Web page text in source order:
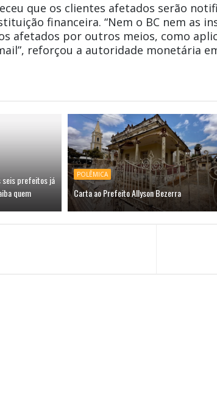
que os clientes afetados serão
financeira. “Nem o BC nem as
afetados por outros meios, como
reforçou a autoridade monetária
seis prefeitos já
quem
POLÊMICA
Carta ao Prefeito Allyson Bezerra